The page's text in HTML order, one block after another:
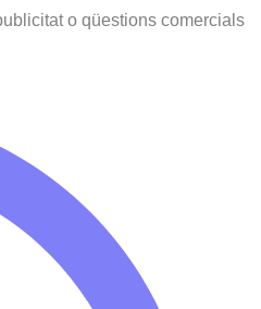
o qüestions comercials